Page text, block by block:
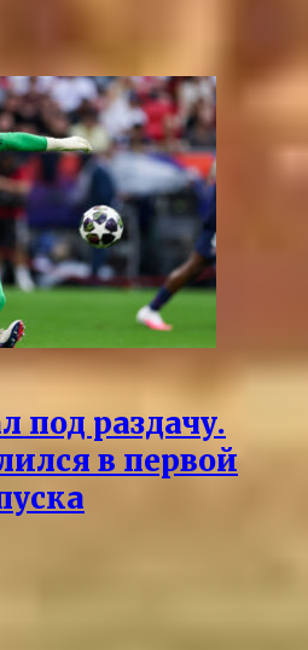
под раздачу.
в первой